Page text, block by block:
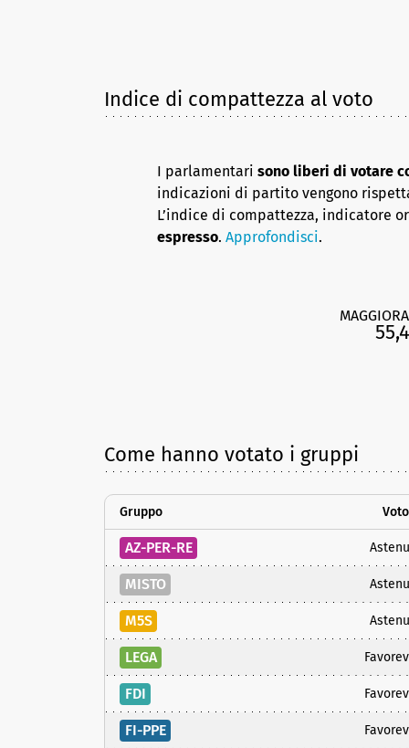
Indice di compattezza al voto
I parlamentari sono liberi di votare
indicazioni di partito vengono
L’indice di compattezza, indicatore
espresso. Approfondisci.
55,4
Come hanno votato i gruppi
Gruppo Voto
AZ-PER-RE
MISTO
M5S
LEGA
FDI
FI-PPE